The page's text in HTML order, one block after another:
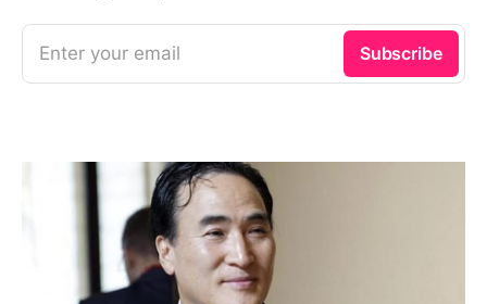
Enter your email Subscribe